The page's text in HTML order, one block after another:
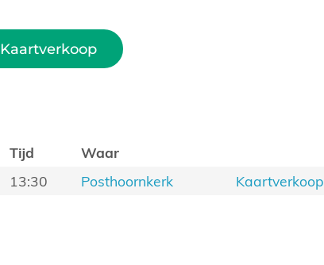
Kaartverkoop
Tijd
Waar
13:30 Posthoornkerk Kaartverkoop